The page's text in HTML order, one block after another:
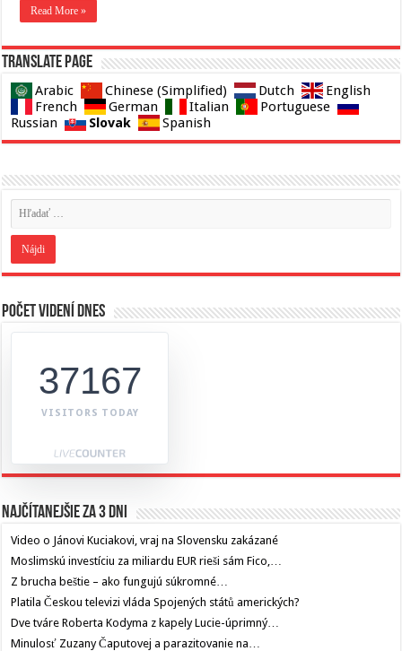
Read More »
Translate page
Arabic Chinese (Simplified) Dutch
English
French
German Italian
Portuguese
Russian
Slovak Spanish
Počet videní dnes
37167
VISITORS TODAY
Najčítanejšie za 3 dni
Video o Jánovi Kuciakovi, vraj na Slovensku zakázané
Moslimskú investíciu za miliardu EUR rieši sám Fico,…
Z brucha beštie – ako fungujú súkromné…
Platila Českou televizi vláda Spojených států amerických?
Dve tváre Roberta Kodyma z kapely Lucie-úprimný…
Minulosť Zuzany Čaputovej a parazitovanie na…